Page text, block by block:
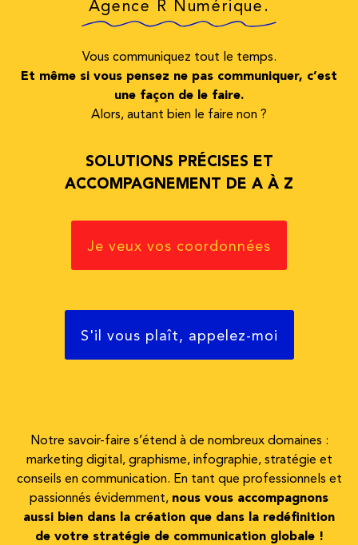
Agence R Numérique.
Vous communiquez tout le temps.
Et même si vous pensez ne pas communiquer, c’est
une façon de le faire.
Alors, autant bien le faire non ?
SOLUTIONS PRÉCISES ET
ACCOMPAGNEMENT DE A À Z
Je veux vos coordonnées
S'il vous plaît, appelez-moi
Notre savoir-faire s’étend à de nombreux domaines :
marketing digital, graphisme, infographie, stratégie et
conseils en communication. En tant que professionnels et
passionnés évidemment, nous vous accompagnons
aussi bien dans la création que dans la redéfinition
de votre stratégie de communication globale !